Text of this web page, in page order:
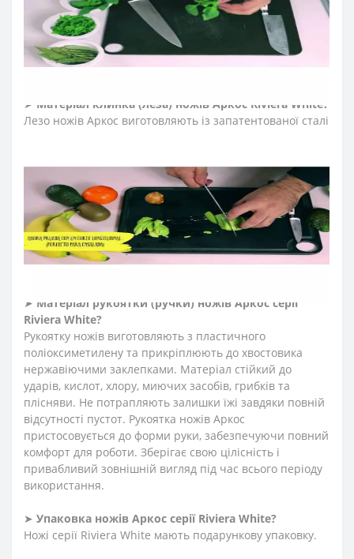
рукоятку. Готові ковані ножі не мають небажаних
зварних швів, склеєних або порожніх ділянок.
Натомість ножам виготовленим методом гарячого
кування характерна висока механічна міцність,
стійкість до поломок та окислень.
➤ Матеріал клинка (леза) ножів Аркос Riviera White?
Лезо ножів Аркос виготовляють із запатентованої сталі
створюють за технологією «шовковий край». Саме
вона дозволила досягти в кінцевому рахунку ідеальної
гостроти ножа і тривалої ріжучої здатності. Клинок зі
сталі NITRUM зберігає привабливий зовнішній вигляд
під час всього періоду експлуатації, йому характерна
стійкість до корозії, довговічність у процесі постійного
використання.
➤ Матеріал рукоятки (ручки) ножів Аркос серії
Riviera White?
Рукоятку ножів виготовляють з пластичного
поліоксиметилену та прикріплюють до хвостовика
нержавіючими заклепками. Матеріал стійкий до
ударів, кислот, хлору, миючих засобів, грибків та
плісняви. Не потрапляють залишки їжі завдяки повній
відсутності пустот. Рукоятка ножів Аркос
пристосовується до форми руки, забезпечуючи повний
комфорт для роботи. Зберігає свою цілісність і
привабливий зовнішній вигляд під час всього періоду
використання.
➤ Упаковка ножів Аркос серіїRiviera White?
Ножі серії Riviera White мають подарункову упаковку.